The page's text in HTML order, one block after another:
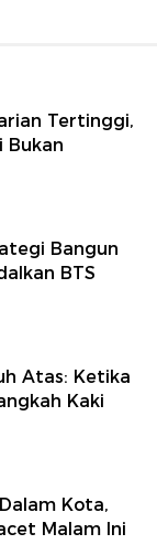
Tertinggi,
Bukan
Bangun
BTS
Atas: Ketika
Kaki
Kota,
Malam Ini